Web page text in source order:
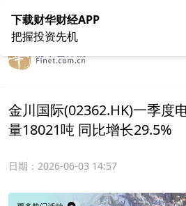
在线客服 关于我们
金川国际(02362.HK)一季度
量18021吨 同比增长29.5%
日期： 2026-06-03 14:57
下载财华财经APP
把握投资先机